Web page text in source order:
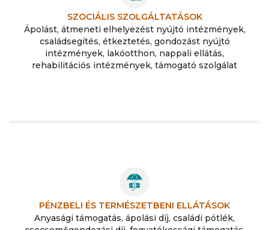
SZOCIÁLIS SZOLGÁLTATÁSOK
Ápolást, átmeneti elhelyezést nyújtó intézmények,
családsegítés, étkeztetés, gondozást nyújtó
intézmények, lakóotthon, nappali ellátás,
rehabilitációs intézmények, támogató szolgálat
PÉNZBELI ÉS TERMÉSZETBENI ELLÁTÁSOK
Anyasági támogatás, ápolási díj, családi pótlék,